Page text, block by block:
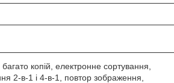
копій, електронне сортування,
2-в-1 і 4-в-1, повтор зображення,